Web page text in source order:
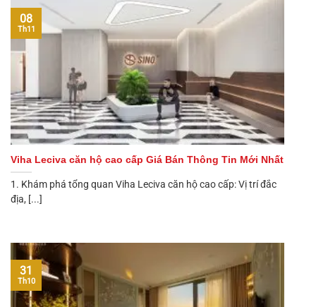
Viha Leciva căn hộ cao cấp Giá Bán Thông Tin Mới Nhất
1. Khám phá tổng quan Viha Leciva căn hộ cao cấp: Vị trí đắc
địa, [...]
08
Th11
31
Th10